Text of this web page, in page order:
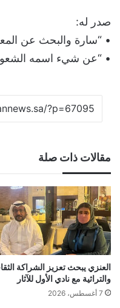
صدر له:
• “سارة والبحث عن
• “عن شيء اسمه
مقالات ذات صلة
العنزي يبحث تعزيز الشراكة
والتراثية مع نادي الأول للآثار
7 أغسطس، 2026